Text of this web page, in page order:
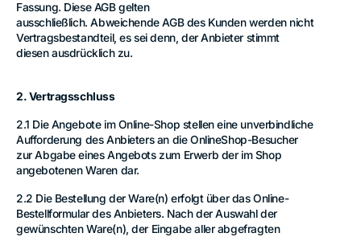
Fassung. Diese AGB gelten
ausschließlich. Abweichende AGB des Kunden werden nicht
Vertragsbestandteil, es sei denn, der Anbieter stimmt
diesen ausdrücklich zu.
2. Vertragsschluss
2.1 Die Angebote im Online-Shop stellen eine unverbindliche
Aufforderung des Anbieters an die OnlineShop-Besucher
zur Abgabe eines Angebots zum Erwerb der im Shop
angebotenen Waren dar.
2.2 Die Bestellung der Ware(n) erfolgt über das Online-
Bestellformular des Anbieters. Nach der Auswahl der
gewünschten Ware(n), der Eingabe aller abgefragten